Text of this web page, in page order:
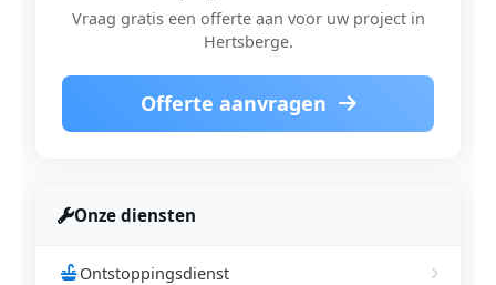
Vraag gratis een offerte aan voor uw project in
Hertsberge.
Offerte aanvragen
Onze diensten
Ontstoppingsdienst